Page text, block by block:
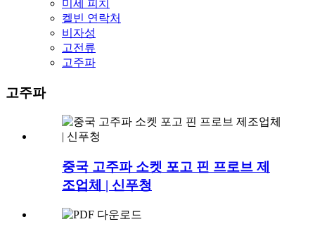
미세 피치
켈빈 연락처
비자성
고전류
고주파
고주파
중국 고주파 소켓 포고 핀 프로브 제
조업체 | 신푸청